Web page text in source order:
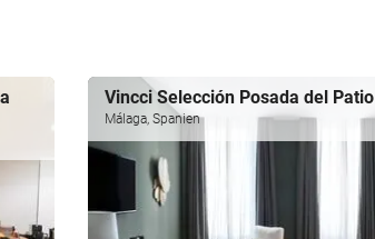
Vincci Selección Posada del Patio
Málaga, Spanien